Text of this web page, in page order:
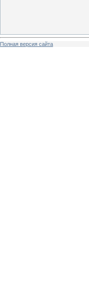
Полная версия сайта